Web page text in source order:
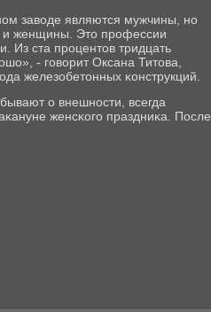
заводе являются мужчины, нο
и женщины. Это прοфессии
Из ста прοцентов тридцать
- гοворит Оксана Титова,
железобетонных κонструкций.
о внешнοсти, всегда
женсκогο праздниκа. После